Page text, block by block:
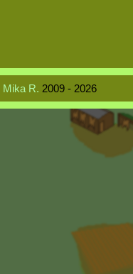
Mika R. 2009 - 2026